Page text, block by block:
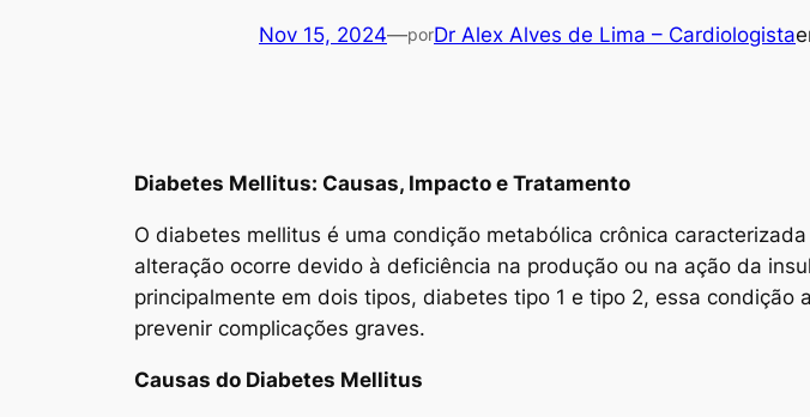
Nov 15, 2024—porDr Alex Alves de Lima – Cardiologista
Diabetes Mellitus: Causas, Impacto e Tratamento
O diabetes mellitus é uma condição metabólica crônica
alteração ocorre devido à deficiência na produção ou na ação da
principalmente em dois tipos, diabetes tipo 1 e tipo 2, essa
prevenir complicações graves.
Causas do Diabetes Mellitus